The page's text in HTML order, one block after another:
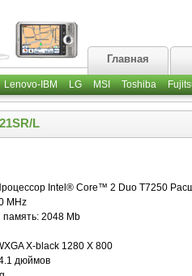
Главная
Lenovo-IBM LG MSI Toshiba
L
Intel® Core™ 2 Duo T7250
MHz
память: 2048 Mb
X-black 1280 X 800
дюймов